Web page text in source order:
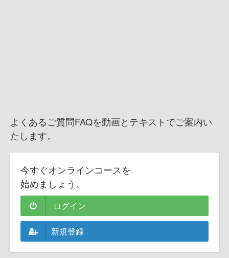
よくあるご質問FAQを動画とテキストでご案内い
たします。
今すぐオンラインコースを
始めましょう。
ログイン
新規登録